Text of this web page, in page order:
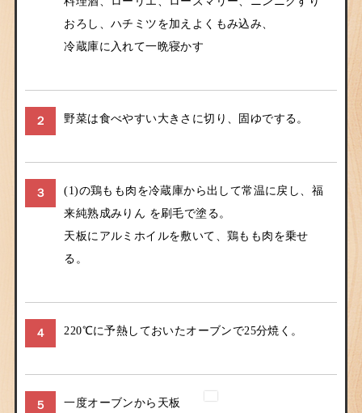
おろし、ハチミツを加えよくもみ込み、
冷蔵庫に入れて一晩寝かす
２ 野菜は食べやすい大きさに切り、固ゆでする。
３
(1)の鶏もも肉を冷蔵庫から出して常温に戻し、福
来純熟成みりん を刷毛で塗る。
天板にアルミホイルを敷いて、鶏もも肉を乗せ
る。
４ 220℃に予熱しておいたオーブンで25分焼く。
５
一度オーブンから天板